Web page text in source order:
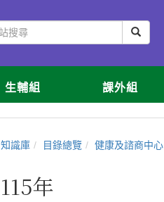
生輔組 課外組
知識庫 目錄總覽 健康及諮商中心
115年